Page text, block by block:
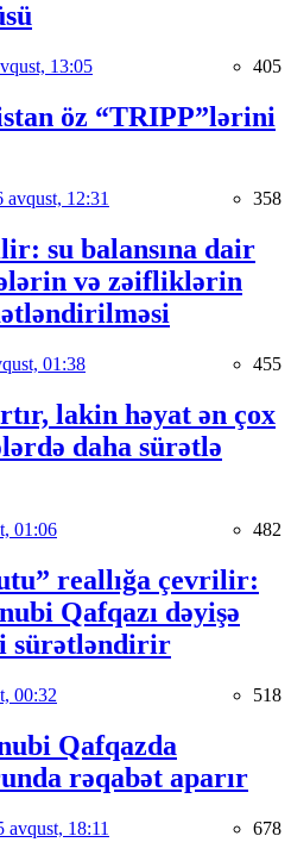
13:05 405
öz “TRIPP”lərini
avqust, 12:31 358
su balansına dair
və zəifliklərin
01:38 455
lakin həyat ən çox
daha sürətlə
01:06 482
reallığa çevrilir:
Qafqazı dəyişə
sürətləndirir
00:32 518
Qafqazda
rəqabət aparır
avqust, 18:11 678